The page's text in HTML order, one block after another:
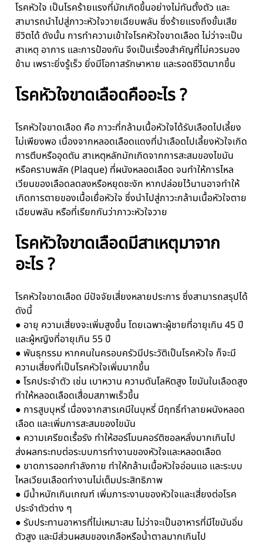
โรคหัวใจ เป็นโรคร้ายแรงที่มักเกิดขึ้นอย่างไม่ทันตั้งตัว และ
สามารถนำไปสู่ภาวะหัวใจวายเฉียบพลัน ซึ่งร้ายแรงถึงขั้นเสีย
ชีวิตได้ ดังนั้น การทำความเข้าใจโรคหัวใจขาดเลือด ไม่ว่าจะเป็น
สาเหตุ อาการ และการป้องกัน จึงเป็นเรื่องสำคัญที่ไม่ควรมอง
ข้าม เพราะยิ่งรู้เร็ว ยิ่งมีโอกาสรักษาหาย และรอดชีวิตมากขึ้น
โรคหัวใจขาดเลือดคืออะไร ?
โรคหัวใจขาดเลือด คือ ภาวะที่กล้ามเนื้อหัวใจได้รับเลือดไปเลี้ยง
ไม่เพียงพอ เนื่องจากหลอดเลือดแดงที่นำเลือดไปเลี้ยงหัวใจเกิด
การตีบหรืออุดตัน สาเหตุหลักมักเกิดจากการสะสมของไขมัน
หรือคราบพลัค (Plaque) ที่ผนังหลอดเลือด จนทำให้การไหล
เวียนของเลือดลดลงหรือหยุดชะงัก หากปล่อยไว้นานอาจทำให้
เกิดการตายของเนื้อเยื่อหัวใจ ซึ่งนำไปสู่ภาวะกล้ามเนื้อหัวใจตาย
เฉียบพลัน หรือที่เรียกกันว่าภาวะหัวใจวาย
โรคหัวใจขาดเลือดมีสาเหตุมาจาก
อะไร ?
โรคหัวใจขาดเลือด มีปัจจัยเสี่ยงหลายประการ ซึ่งสามารถสรุปได้
ดังนี้
● อายุ ความเสี่ยงจะเพิ่มสูงขึ้น โดยเฉพาะผู้ชายที่อายุเกิน 45 ปี
และผู้หญิงที่อายุเกิน 55 ปี
● พันธุกรรม หากคนในครอบครัวมีประวัติเป็นโรคหัวใจ ก็จะมี
ความเสี่ยงที่เป็นโรคหัวใจเพิ่มมากขึ้น
● โรคประจำตัว เช่น เบาหวาน ความดันโลหิตสูง ไขมันในเลือดสูง
ทำให้หลอดเลือดเสื่อมสภาพเร็วขึ้น
● การสูบบุหรี่ เนื่องจากสารเคมีในบุหรี่ มีฤทธิ์ทำลายผนังหลอด
เลือด และเพิ่มการสะสมของไขมัน
● ความเครียดเรื้อรัง ทำให้ฮอร์โมนคอร์ติซอลหลั่งมากเกินไป
ส่งผลกระทบต่อระบบการทำงานของหัวใจและหลอดเลือด
● ขาดการออกกำลังกาย ทำให้กล้ามเนื้อหัวใจอ่อนแอ และระบบ
ไหลเวียนเลือดทำงานไม่เต็มประสิทธิภาพ
● มีน้ำหนักเกินเกณฑ์ เพิ่มภาระงานของหัวใจและเสี่ยงต่อโรค
ประจำตัวต่าง ๆ
● รับประทานอาหารที่ไม่เหมาะสม ไม่ว่าจะเป็นอาหารที่มีไขมันอิ่ม
ตัวสูง และมีส่วนผสมของเกลือหรือน้ำตาลมากเกินไป